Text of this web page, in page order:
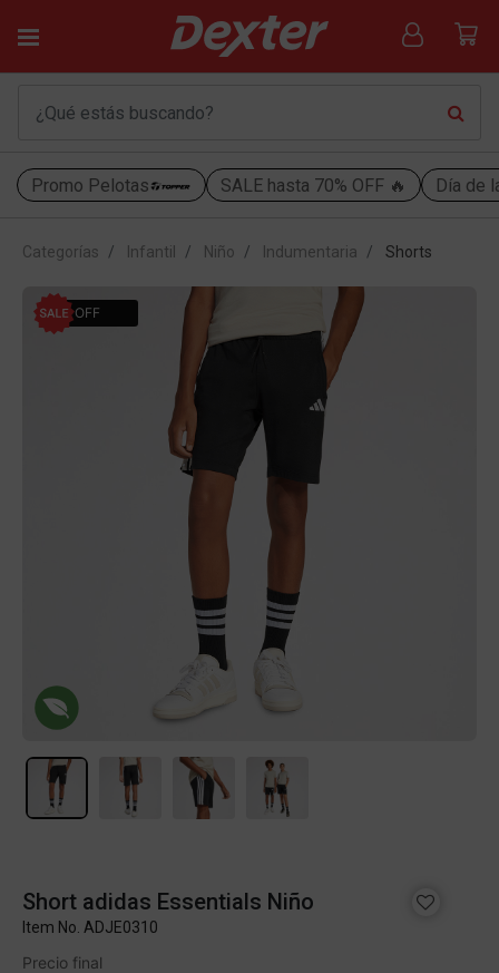
Promo Pelotas SALE hasta 70% OFF 🔥 Día de
Categorías Infantil Niño Indumentaria Shorts
22% OFF
Short adidas Essentials Niño
Item No. ADJE0310
Precio final